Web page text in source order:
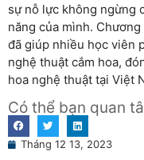
sự nỗ lực không ngừng
năng của mình.
đã giúp nhiều học viên
nghệ thuật cắm hoa,
hoa nghệ thuật tại Việt
Có thể bạn quan
Tháng 12 13, 2023